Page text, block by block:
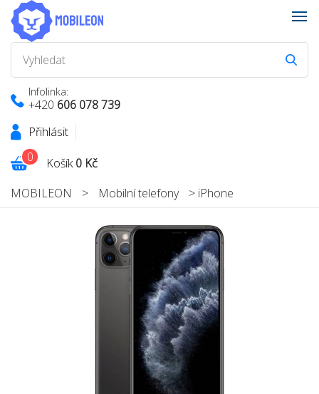
Infolinka:
+420 606 078 739
Přihlásit
Košík0 Kč
0
MOBILEON > Mobilní telefony > iPhone